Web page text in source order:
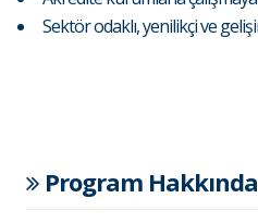
Sektör odaklı, yenilikçi ve
Program Hakkında